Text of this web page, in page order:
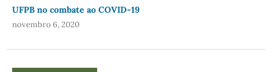
UFPB no combate ao COVID-19
novembro 6, 2020